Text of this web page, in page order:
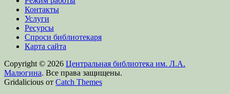
Контакты
Услуги
Ресурсы
Спроси библиотекаря
Карта сайта
Copyright © 2026 Центральная библиотека им. Л.А.
Малюгина. Все права защищены.
Gridalicious от Catch Themes